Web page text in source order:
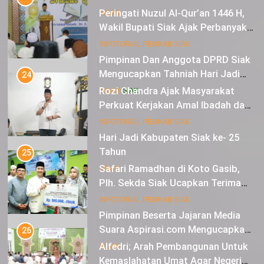
IKLAN
10
Pimpinan Dan Anggota DPRD Siak
Mengucapkan Tahniah Hari Jadi
Kabupaten Siak Ke-25 Tahun
IKLAN SIAK
Hari Jadi Kabupaten Siak ke- 25
Tahun
IKLAN
12
Pimpinan Beserta Jajaran Media
Suara Aspirasi.com Mengucapkan
Selamat HUT RI Ke-79
IKLAN
Peringati Nuzul Al-Qur’an 1446 H,
Wakil Bupati Siak Ajak Perbanyak
Tilawah Al Qur’an
INFOTORIAL PEMKAB SIAK
24
Rozi Chandra Ajak Masyarakat
Perkuat Kerjakan Amal Ibadah dan
Jaga Solidaritas Agar Aman,
Damai dan Diberkahi
INFOTORIAL PEMKAB SIAK
25
Safari Ramadhan di Koto Gasib,
Plh. Sekda Siak Ucapkan Terima
Kasih Atas Bantuan Untuk Warga
INFOTORIAL PEMKAB SIAK
26
Alfedri; Arah Pembangunan Untuk
Kemaslahatan Umat Agar Negeri